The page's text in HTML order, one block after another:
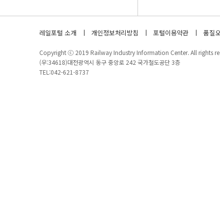
레일포털 소개 개인정보처리방침 포털이용약관 품질
Copyright ⓒ 2019 Railway Industry Information Center. All rights
(우:34618)대전광역시 동구 중앙로 242 국가철도공단 3층
TEL:042-621-8737